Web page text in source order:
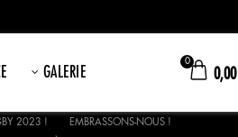
GALERIE
0
0,00
2023 ! EMBRASSONS-NOUS !